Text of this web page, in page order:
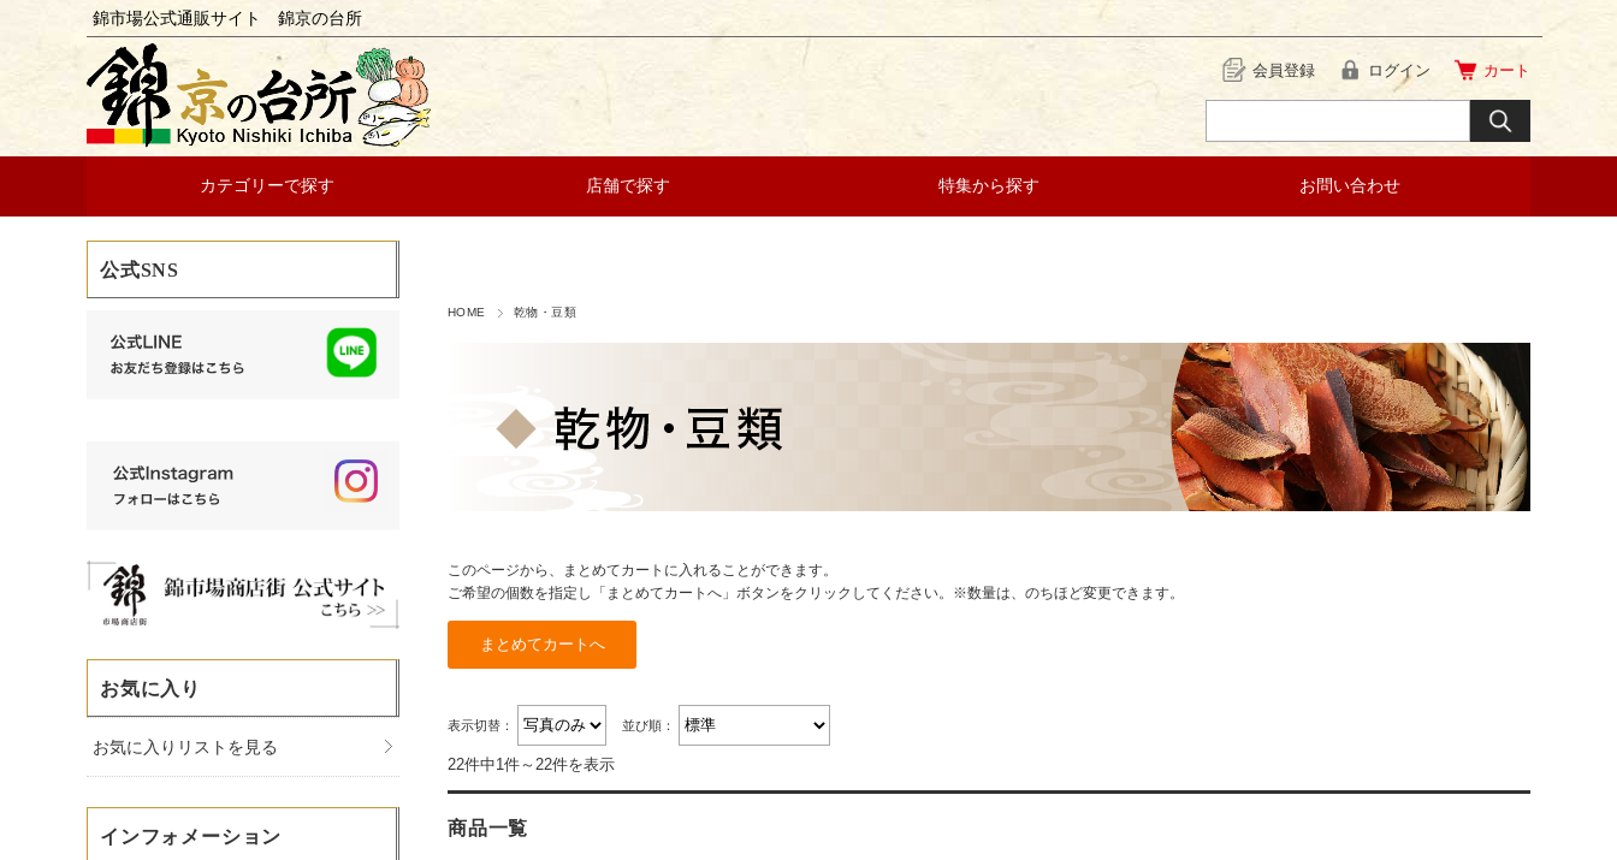
錦市場公式通販サイト 錦京の台所
会員登録 ログイン カート
カテゴリーで探す 店舗で探す 特集から探す お問い合わせ
HOME 乾物・豆類
このページから、まとめてカートに入れることができます。
ご希望の個数を指定し「まとめてカートへ」ボタンをクリックしてください。※数量は、のちほど変更できます。
表示切替： 並び順：
22件中1件～22件を表示
商品一覧
公式SNS
お気に入り
お気に入りリストを見る
インフォメーション